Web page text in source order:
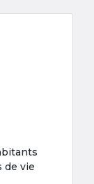
de vie